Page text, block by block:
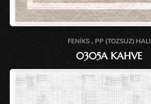
FENIKS , PP (TOZSUZ) HALI
0305A KAHVE